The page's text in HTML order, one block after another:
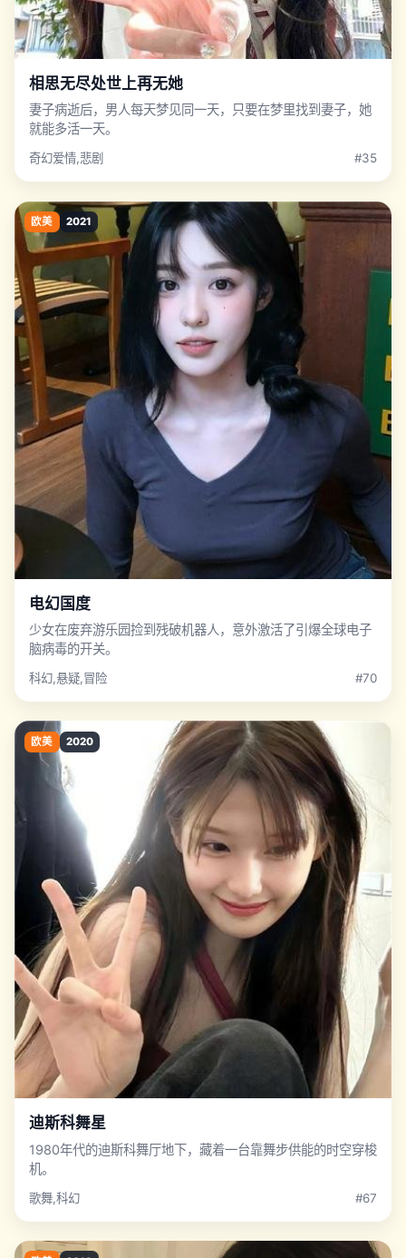
相思无尽处世上再无她
妻子病逝后，男人每天梦见同一天，只要在梦里找到妻子，她
就能多活一天。
奇幻爱情,悲剧 #35
欧美 2021
电幻国度
少女在废弃游乐园捡到残破机器人，意外激活了引爆全球电子
脑病毒的开关。
科幻,悬疑,冒险 #70
欧美 2020
迪斯科舞星
1980年代的迪斯科舞厅地下，藏着一台靠舞步供能的时空穿梭
机。
歌舞,科幻 #67